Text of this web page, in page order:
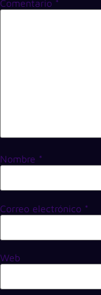
Comentario *
Nombre *
Correo electrónico *
Web